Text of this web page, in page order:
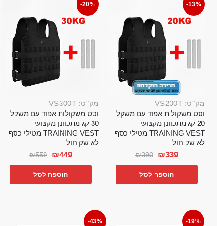
-13%
מק"ט: VS200T
וסט משקולות אפוד עם משקל
20 קג מתכוונן מקצועי
TRAINING VEST מטילי כסף
לא שק חול
₪390 ₪339
הוספה לסל
-20%
מק"ט: VS300T
וסט משקולות אפוד עם משקל
30 קג מתכוונן מקצועי
TRAINING VEST מטילי כסף
לא שק חול
₪559 ₪449
הוספה לסל
-19%
-43%